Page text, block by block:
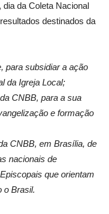
dia da Coleta Nacional
destinados da
para subsidiar a ação
da Igreja Local;
CNBB, para a sua
e formação
CNBB, em Brasília, de
nacionais de
que orientam
o Brasil.